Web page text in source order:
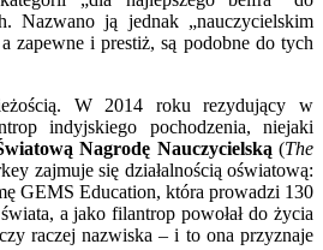
Nazwano ją jednak „nauczycielskim
zapewne i prestiż, są podobne do tych
W 2014 roku rezydujący w
indyjskiego pochodzenia, niejaki
Nagrodę Nauczycielską (The
zajmuje się działalnością oświatową:
GEMS Education, która prowadzi 130
a jako filantrop powołał do życia
raczej nazwiska – i to ona przyznaje